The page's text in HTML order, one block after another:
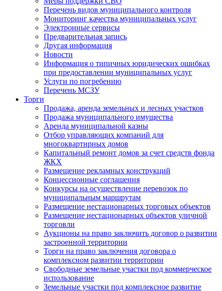
Перечень видов муниципального контроля
Мониторинг качества муниципальных услуг
Электронные сервисы
Предварительная запись
Другая информация
Новости
Информация о типичных юридических ошибках
при предоставлении муниципальных услуг
Услуги по погребению
Перечень МСЗУ
Торги
Продажа, аренда земельных и лесных участков
Продажа муниципального имущества
Аренда муниципальной казны
Отбор управляющих компаний для
многоквартирных домов
Капитальный ремонт домов за счет средств фонда
ЖКХ
Размещение рекламных конструкций
Концессионные соглашения
Конкурсы на осуществление перевозок по
муниципальным маршрутам
Размещение нестационарных торговых объектов
Размещение нестационарных объектов уличной
торговли
Аукционы на право заключить договор о развитии
застроенной территории
Торги на право заключения договора о
комплексном развитии территории
Свободные земельные участки под коммерческое
использование
Земельные участки под комплексное развитие